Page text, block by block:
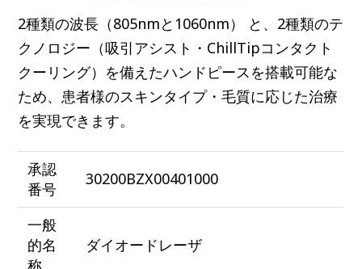
2種類の波長（805nmと1060nm） と、2種類のテ
クノロジー（吸引アシスト・ChillTipコンタクト
クーリング）を備えたハンドピースを搭載可能な
ため、患者様のスキンタイプ・毛質に応じた治療
を実現できます。
承認
番号
30200BZX00401000
一般
的名
ダイオードレーザ